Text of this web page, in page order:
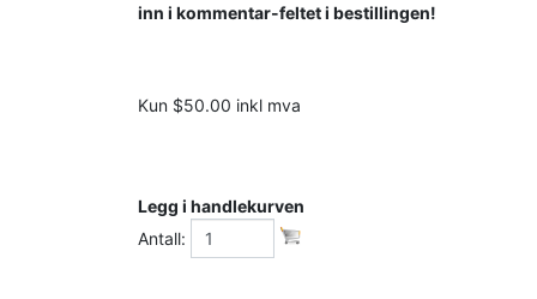
inn i kommentar-feltet i bestillingen!
Kun $50.00 inkl mva
Legg i handlekurven
Antall: